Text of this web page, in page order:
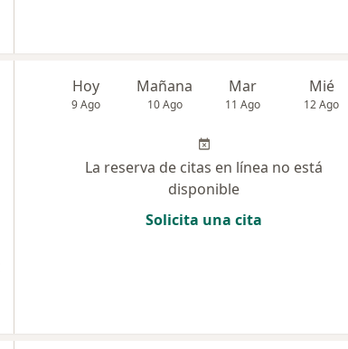
Hoy
9 Ago
Mañana
10 Ago
Mar
11 Ago
Mié
12 Ago
La reserva de citas en línea no está
disponible
Solicita una cita